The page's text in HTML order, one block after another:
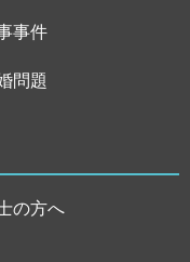
事件
問題
の方へ